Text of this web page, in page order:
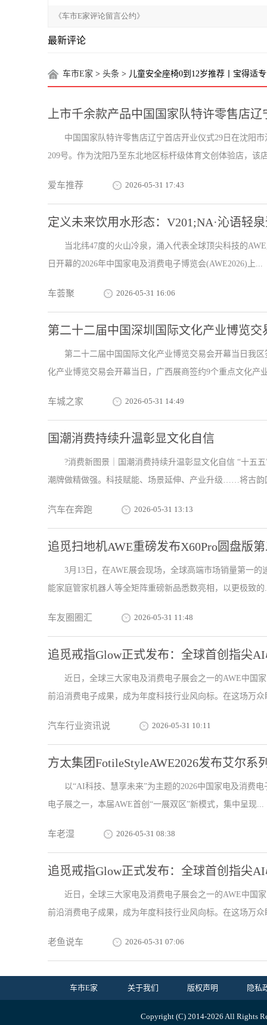
最新评论
车市E家 > 头条 > 儿童安全座椅0到12岁推荐丨宝得适
上市千余款产品中国国家队特许零售店
中国国家队特许零售店辽宁首店开业仪式29日在沈阳
209号。作为沈阳乃至东北地区标杆级体育文创体验店，该
爱车推荐 2026-05-31 17:43
定义未来饮用水形态：V201;NA·沁语轻
当北纬47度的火山冷泉，涌入代表全球顶尖科技的
日开幕的2026年中国家电及消费电子博览会(AWE2026)上...
车荟聚 2026-05-31 16:06
第二十二届中国深圳国际文化产业博览
第二十二届中国国际文化产业博览交易会开幕当日我
化产业博览交易会开幕当日，广西展商签约9个重点文化产
车城之家 2026-05-31 14:49
国潮消费持续升温彰显文化自信
?消费新图景｜国潮消费持续升温彰显文化自信 “十五
潮牌做精做强。科技赋能、场景延伸、产业升级……将古韵
汽车在奔跑 2026-05-31 13:13
追觅扫地机AWE重磅发布X60Pro圆盘版
3月13日，在AWE展会现场，全球高端市场销量第一的
能家庭管家机器人等全矩阵重磅新品悉数亮相，以更极致的
车友圈圈汇 2026-05-31 11:48
追觅戒指Glow正式发布：全球首创指尖
近日，全球三大家电及消费电子展会之一的AWE中国
前沿消费电子成果，成为年度科技行业风向标。在这场万
汽车行业资讯说 2026-05-31 10:11
方太集团FotileStyleAWE2026发布艾尔系
以“AI科技、慧享未来”为主题的2026中国家电及消费
电子展之一，本届AWE首创“一展双区”新模式，集中呈现...
车老湿 2026-05-31 08:38
追觅戒指Glow正式发布：全球首创指尖
近日，全球三大家电及消费电子展会之一的AWE中国
前沿消费电子成果，成为年度科技行业风向标。在这场万
老鱼说车 2026-05-31 07:06
车市E家 关于我们 版权声明 隐私
Copyright (C) 2014-2026 All Rights